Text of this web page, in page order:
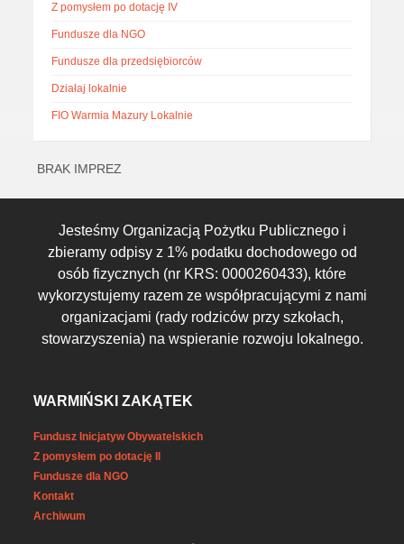
Z pomysłem po dotację IV
Fundusze dla NGO
Fundusze dla przedsiębiorców
Działaj lokalnie
FIO Warmia Mazury Lokalnie
BRAK IMPREZ
Jesteśmy Organizacją Pożytku Publicznego i
zbieramy odpisy z 1% podatku dochodowego od
osób fizycznych (nr KRS: 0000260433), które
wykorzystujemy razem ze współpracującymi z nami
organizacjami (rady rodziców przy szkołach,
stowarzyszenia) na wspieranie rozwoju lokalnego.
WARMIŃSKI ZAKĄTEK
Fundusz Inicjatyw Obywatelskich
Z pomysłem po dotację II
Fundusze dla NGO
Kontakt
Archiwum